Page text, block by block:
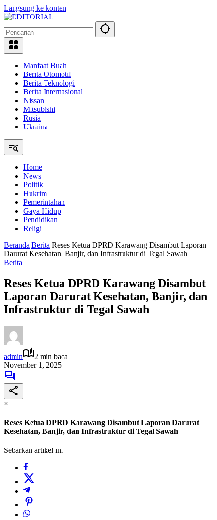
Langsung ke konten
Manfaat Buah
Berita Otomotif
Berita Teknologi
Berita Internasional
Nissan
Mitsubishi
Rusia
Ukraina
Home
News
Politik
Hukrim
Pemerintahan
Gaya Hidup
Pendidikan
Religi
Beranda Berita Reses Ketua DPRD Karawang Disambut Laporan
Darurat Kesehatan, Banjir, dan Infrastruktur di Tegal Sawah
Berita
Reses Ketua DPRD Karawang Disambut
Laporan Darurat Kesehatan, Banjir, dan
Infrastruktur di Tegal Sawah
admin
2 min baca
November 1, 2025
×
Reses Ketua DPRD Karawang Disambut Laporan Darurat
Kesehatan, Banjir, dan Infrastruktur di Tegal Sawah
Sebarkan artikel ini